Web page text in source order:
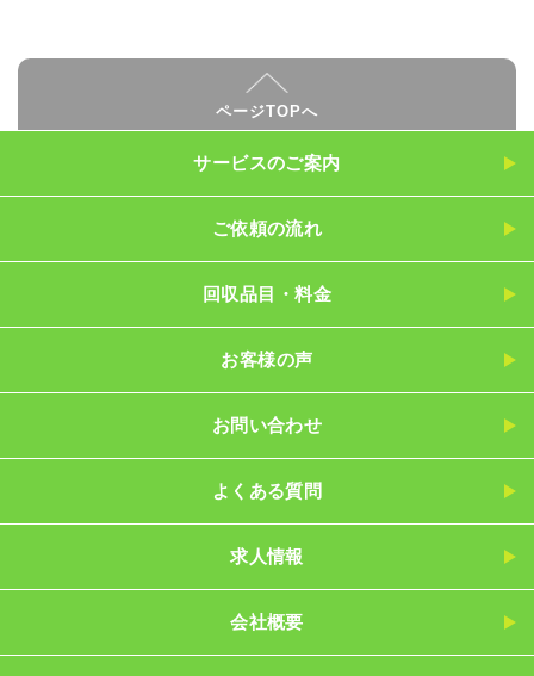
ページTOPへ
サービスのご案内
ご依頼の流れ
回収品目・料金
お客様の声
お問い合わせ
よくある質問
求人情報
会社概要